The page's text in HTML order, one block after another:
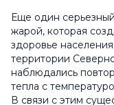
Еще один
жарой, которая
здоровье
территории
наблюдались
тепла с
В связи с этим